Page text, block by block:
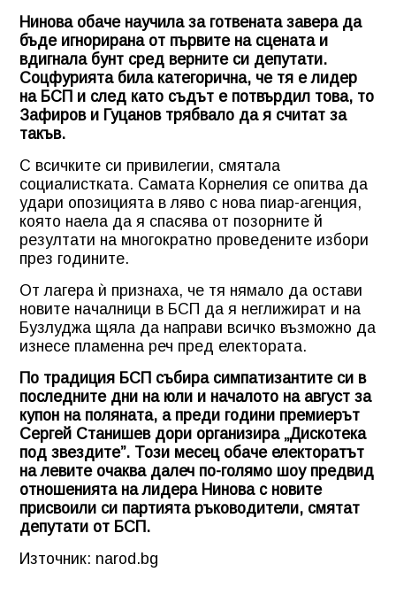
Нинова обаче научила за готвената завера да
бъде игнорирана от първите на сцената и
вдигнала бунт сред верните си депутати.
Соцфурията била категорична, че тя е лидер
на БСП и след като съдът е потвърдил това, то
Зафиров и Гуцанов трябвало да я считат за
такъв.
С всичките си привилегии, смятала
социалистката. Самата Корнелия се опитва да
удари опозицията в ляво с нова пиар-агенция,
която наела да я спасява от позорните й
резултати на многократно проведените избори
през годините.
От лагера ѝ признаха, че тя нямало да остави
новите началници в БСП да я неглижират и на
Бузлуджа щяла да направи всичко възможно да
изнесе пламенна реч пред електората.
По традиция БСП събира симпатизантите си в
последните дни на юли и началото на август за
купон на поляната, а преди години премиерът
Сергей Станишев дори организира „Дискотека
под звездите”. Този месец обаче електоратът
на левите очаква далеч по-голямо шоу предвид
отношенията на лидера Нинова с новите
присвоили си партията ръководители, смятат
депутати от БСП.
Източник: narod.bg